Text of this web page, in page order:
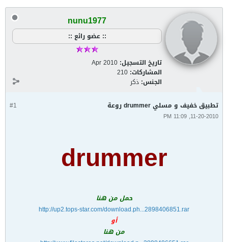
nunu1977
:: عضو رائع ::
تاريخ التسجيل: Apr 2010
المشاركات: 210
الجنس: ذكر
#1 تطبيق خفيف و مسلي drummer روعة
11-20-2010, 11:09 PM
drummer
حمل من هنا
http://up2.tops-star.com/download.ph...2898406851.rar
أو
من هنا